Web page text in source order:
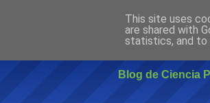
Blog de Ciencia
This site uses
are shared with
statistics, and to